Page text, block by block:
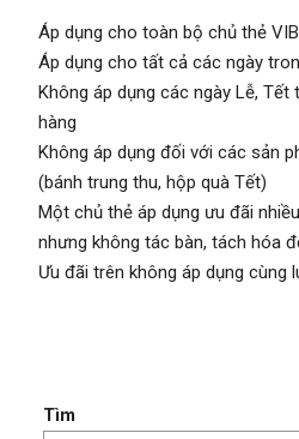
Áp dụng cho toàn bộ chủ thẻ VIB
Áp dụng cho tất cả các ngày
Không áp dụng các ngày Lễ,
hàng
Không áp dụng đối với các sản
(bánh trung thu, hộp quà Tết)
Một chủ thẻ áp dụng ưu đãi
nhưng không tác bàn, tách hóa
Ưu đãi trên không áp dụng cùng
Tìm